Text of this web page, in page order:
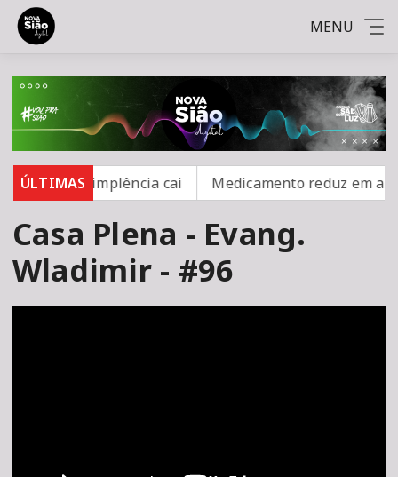
MENU
ÚLTIMAS
mas inadimplência cai Medicamento reduz em até
Casa Plena - Evang.
Wladimir - #96